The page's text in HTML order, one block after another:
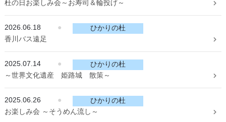
杜の日お楽しみ会～お寿司＆輪投げ～
2026.06.18 ●
ひかりの杜
香川バス遠足
2025.07.14 ●
ひかりの杜
～世界文化遺産 姫路城 散策～
2025.06.26 ●
ひかりの杜
お楽しみ会 ～そうめん流し～